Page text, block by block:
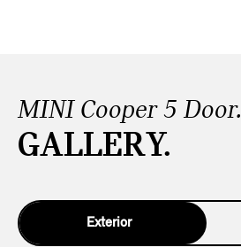
MINI Cooper 5 Door.
GALLERY.
Exterior